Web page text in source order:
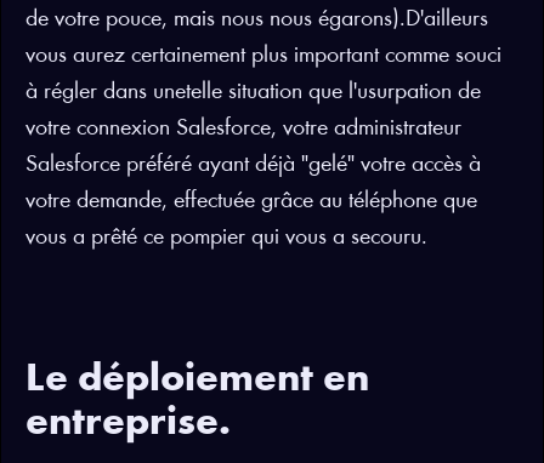
de votre pouce, mais nous nous égarons).D'ailleurs
vous aurez certainement plus important comme souci
à régler dans unetelle situation que l'usurpation de
votre connexion Salesforce, votre administrateur
Salesforce préféré ayant déjà "gelé" votre accès à
votre demande, effectuée grâce au téléphone que
vous a prêté ce pompier qui vous a secouru.
Le déploiement en
entreprise.